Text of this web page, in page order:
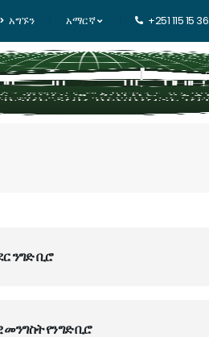
አግኙን አማርኛ +251 115 15 36
ንግድ ቢሮ
የንግድ ቢሮ